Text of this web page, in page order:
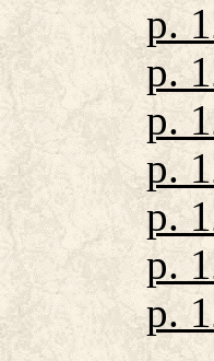
p.
p.
p.
p.
p.
p.
p.